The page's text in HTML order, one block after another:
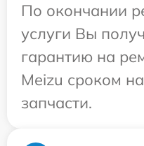
По окончании
услуги Вы
гарантию на
Meizu сроком
запчасти.